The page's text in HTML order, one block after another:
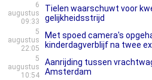
6
augustus
09:33
Tielen waarschuwt voor
gelijkheidsstrijd
5
augustus
22:05
Met spoed camera's
kinderdagverblijf na twee
5
augustus
10:54
Aanrijding tussen
Amsterdam